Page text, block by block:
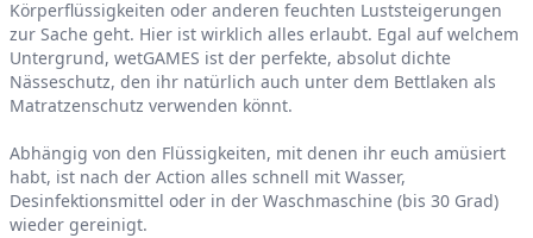
Körperflüssigkeiten oder anderen feuchten Luststeigerungen
zur Sache geht. Hier ist wirklich alles erlaubt. Egal auf welchem
Untergrund, wetGAMES ist der perfekte, absolut dichte
Nässeschutz, den ihr natürlich auch unter dem Bettlaken als
Matratzenschutz verwenden könnt.
Abhängig von den Flüssigkeiten, mit denen ihr euch amüsiert
habt, ist nach der Action alles schnell mit Wasser,
Desinfektionsmittel oder in der Waschmaschine (bis 30 Grad)
wieder gereinigt.